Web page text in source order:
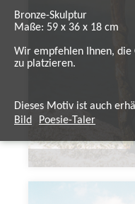
Bronze-Skulptur
Maße: 59 x 36 x 18 cm
Wir empfehlen Ihnen,
zu platzieren.
Dieses Motiv ist auch
Bild
Poesie-Taler